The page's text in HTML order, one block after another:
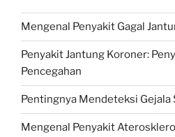
Mengenal Penyakit Gagal
Penyakit Jantung Koroner:
Pencegahan
Pentingnya Mendeteksi Gejala
Mengenal Penyakit